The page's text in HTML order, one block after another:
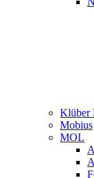
Klüber
Mobius
MOL